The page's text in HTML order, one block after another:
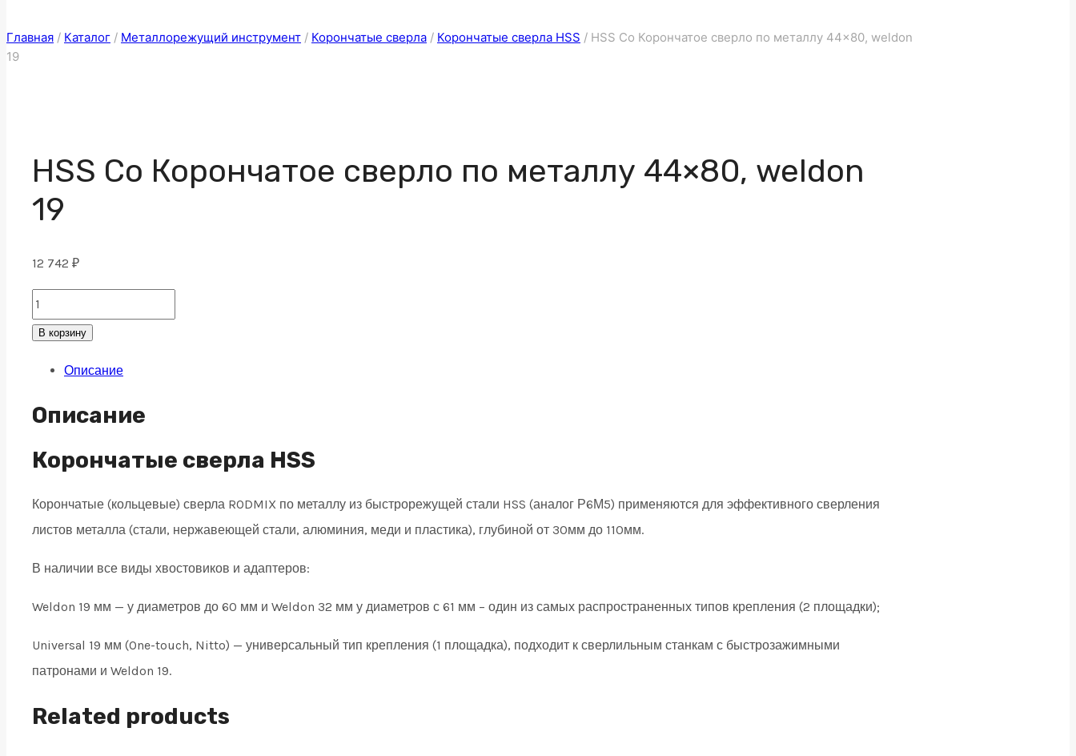
Главная / Каталог / Металлорежущий инструмент / Корончатые сверла / Корончатые сверла HSS / HSS Co Корончатое сверло по металлу 44×80, weldon
19
HSS Co Корончатое сверло по металлу 44×80, weldon
19
12 742 ₽
HSS
Co
сверло
44x80,
19
quantity
В корзину
Описание
Описание
Корончатые сверла HSS
Корончатые (кольцевые) сверла RODMIX по металлу из быстрорежущей стали HSS (аналог Р6М5) применяются для эффективного сверления
листов металла (стали, нержавеющей стали, алюминия, меди и пластика), глубиной от 30мм до 110мм.
В наличии все виды хвостовиков и адаптеров:
Weldon 19 мм — у диаметров до 60 мм и Weldon 32 мм у диаметров с 61 мм – один из самых распространенных типов крепления (2 площадки);
Universal 19 мм (One-touch, Nitto) — универсальный тип крепления (1 площадка), подходит к сверлильным станкам с быстрозажимными
патронами и Weldon 19.
Related products